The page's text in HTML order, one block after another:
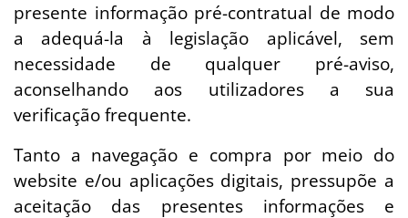
presente informação pré-contratual de modo
a adequá-la à legislação aplicável, sem
necessidade de qualquer pré-aviso,
aconselhando aos utilizadores a sua
verificação frequente.
Tanto a navegação e compra por meio do
website e/ou aplicações digitais, pressupõe a
aceitação das presentes informações e